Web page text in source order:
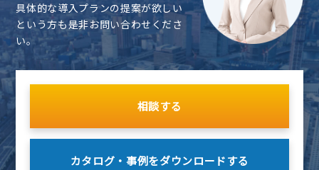
具体的な導入プランの提案が欲しい
という方も是非お問い合わせくださ
い。
相談する
カタログ・事例をダウンロードする